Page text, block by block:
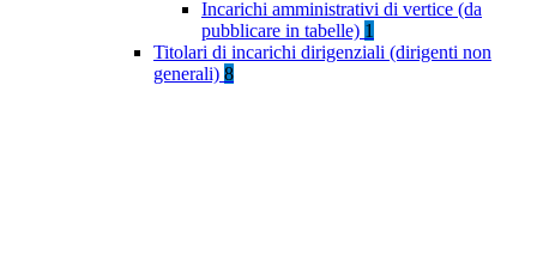
Incarichi amministrativi di vertice (da
pubblicare in tabelle) 1
Titolari di incarichi dirigenziali (dirigenti non
generali) 8